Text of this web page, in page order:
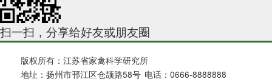
扫一扫，分享给好友或朋友圈
版权所有：江苏省家禽科学研究所
地址：扬州市邗江区仓颉路58号 电话：0666-8888888